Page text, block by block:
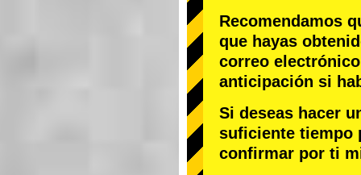
Recomendamos
que hayas
correo
anticipación si
Si deseas hacer
suficiente tiempo
confirmar por ti